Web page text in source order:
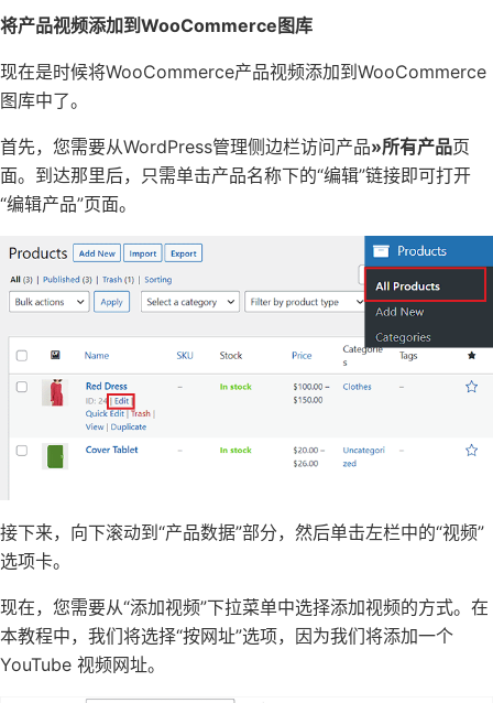
将产品视频添加到WooCommerce图库
现在是时候将WooCommerce产品视频添加到WooCommerce
图库中了。
首先，您需要从WordPress管理侧边栏访问产品»所有产品页
面。到达那里后，只需单击产品名称下的“编辑”链接即可打开
“编辑产品”页面。
接下来，向下滚动到“产品数据”部分，然后单击左栏中的“视频”
选项卡。
现在，您需要从“添加视频”下拉菜单中选择添加视频的方式。在
本教程中，我们将选择“按网址”选项，因为我们将添加一个
YouTube 视频网址。